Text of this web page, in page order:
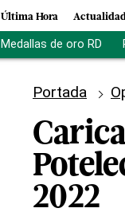
Última Hora
Medallas de oro RD
Portada
2022